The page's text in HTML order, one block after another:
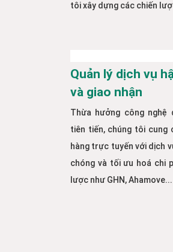
tôi xây dựng các chiến
Quản lý dịch vụ
và giao nhận
Thừa hưởng công nghệ
tiên tiến, chúng tôi cung
hàng trực tuyến với dịch
chóng và tối ưu hoá chi
lược như GHN,